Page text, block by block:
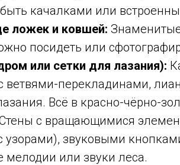
качалками или
ложек и ковшей:
посидеть или
или сетки для лазания):
ветвями-перекладинами,
Всё в красно-чёрно-
с вращающимися
звуковыми
мелодии или звуки леса.